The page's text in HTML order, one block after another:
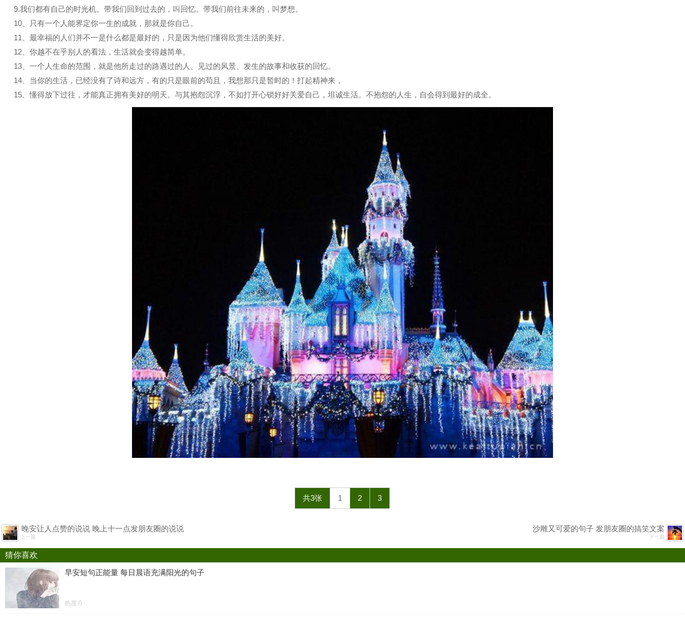
9.我们都有自己的时光机。带我们回到过去的，叫回忆。带我们前往未来的，叫梦想。
10、只有一个人能界定你一生的成就，那就是你自己。
11、最幸福的人们并不一是什么都是最好的，只是因为他们懂得欣赏生活的美好。
12、你越不在乎别人的看法，生活就会变得越简单。
13、一个人生命的范围，就是他所走过的路遇过的人、见过的风景、发生的故事和收获的回忆。
14、当你的生活，已经没有了诗和远方，有的只是眼前的苟且，我想那只是暂时的！打起精神来，
15、懂得放下过往，才能真正拥有美好的明天。与其抱怨沉浮，不如打开心锁好好关爱自己，坦诚生活。不抱怨的人生，自会得到最好的成全。
共3张 1 2 3
晚安让人点赞的说说 晚上十一点发朋友圈的说说
上一篇
沙雕又可爱的句子 发朋友圈的搞笑文案
下一篇
猜你喜欢
早安短句正能量 每日晨语充满阳光的句子
热度:0